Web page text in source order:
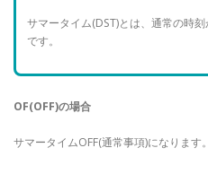
サマータイム(DST)とは、通常の時
です。
OF(OFF)の場合
サマータイムOFF(通常事項)になります。